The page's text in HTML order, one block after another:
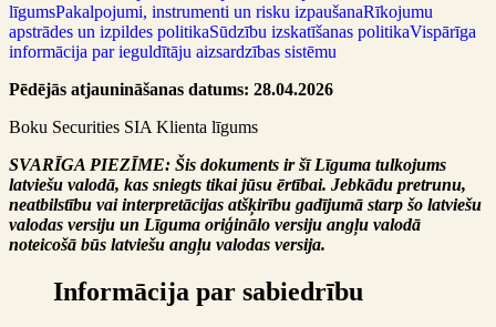
līgumsPakalpojumi, instrumenti un risku izpaušanaRīkojumu
apstrādes un izpildes politikaSūdzību izskatīšanas politikaVispārīga
informācija par ieguldītāju aizsardzības sistēmu
Pēdējās atjaunināšanas datums: 28.04.2026
Boku Securities SIA Klienta līgums
SVARĪGA PIEZĪME: Šis dokuments ir šī Līguma tulkojums
latviešu valodā, kas sniegts tikai jūsu ērtībai. Jebkādu pretrunu,
neatbilstību vai interpretācijas atšķirību gadījumā starp šo latviešu
valodas versiju un Līguma oriģinālo versiju angļu valodā
noteicošā būs latviešu angļu valodas versija.
Informācija par sabiedrību